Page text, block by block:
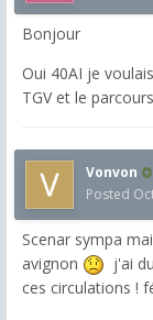
Bonjour
Oui 40AI je
TGV et le
Vonvon
Posted
Scenar sympa
avignon
j'ai
ces circulations !